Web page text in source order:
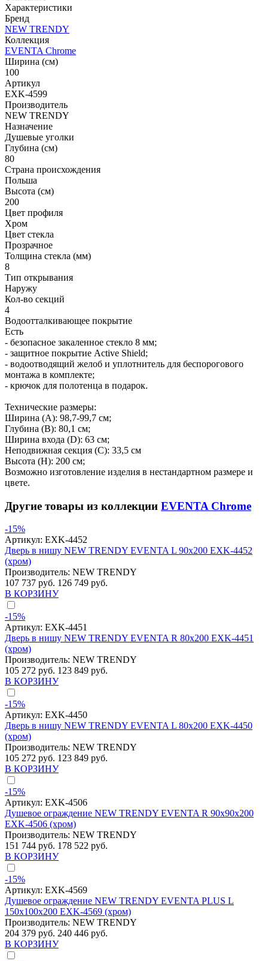
Характеристики
Бренд
NEW TRENDY
Коллекция
EVENTA Chrome
Ширина (см)
100
Артикул
EXK-4599
Производитель
NEW TRENDY
Назначение
Душевые уголки
Глубина (см)
80
Страна происхождения
Польша
Высота (см)
200
Цвет профиля
Хром
Цвет стекла
Прозрачное
Толщина стекла (мм)
8
Тип открывания
Наружу
Кол-во секций
4
Водоотталкивающее покрытие
Есть
- безопасное закаленное стекло 8 мм;
- защитное покрытие Active Shield;
- водоотводящий желоб и уплотнитель для беспорогового
монтажа в комплекте;
- крючок для полотенца в подарок.
Технические размеры:
Ширина (A): 98,7-99,7 см;
Глубина (B): 80,1 см;
Ширина входа (D): 63 см;
Неподвижная секция (С): 33,5 см
Высота (H): 200 см;
Возможно изготовление изделия в нестандартном размере и
цвете.
Другие товары из коллекции EVENTA Chrome
-15%
Артикул: EXK-4452
Дверь в нишу NEW TRENDY EVENTA L 90x200 EXK-4452
(хром)
Производитель: NEW TRENDY
107 737 руб. 126 749 руб.
В КОРЗИНУ
-15%
Артикул: EXK-4451
Дверь в нишу NEW TRENDY EVENTA R 80x200 EXK-4451
(хром)
Производитель: NEW TRENDY
105 272 руб. 123 849 руб.
В КОРЗИНУ
-15%
Артикул: EXK-4450
Дверь в нишу NEW TRENDY EVENTA L 80x200 EXK-4450
(хром)
Производитель: NEW TRENDY
105 272 руб. 123 849 руб.
В КОРЗИНУ
-15%
Артикул: EXK-4506
Душевое ограждение NEW TRENDY EVENTA R 90x90x200
EXK-4506 (хром)
Производитель: NEW TRENDY
151 744 руб. 178 522 руб.
В КОРЗИНУ
-15%
Артикул: EXK-4569
Душевое ограждение NEW TRENDY EVENTA PLUS L
150x100x200 EXK-4569 (хром)
Производитель: NEW TRENDY
204 379 руб. 240 446 руб.
В КОРЗИНУ